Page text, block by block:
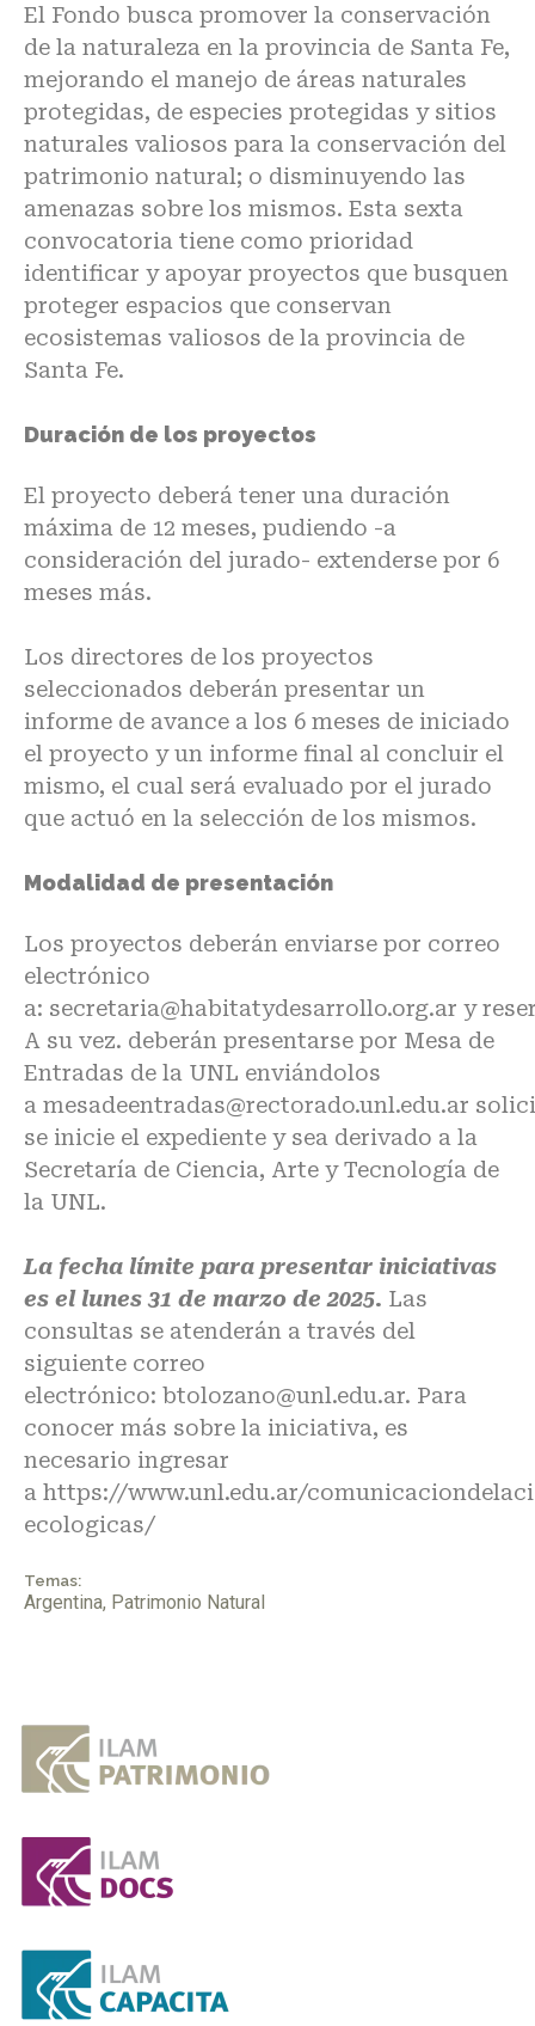
El Fondo busca promover la conservación
de la naturaleza en la provincia de Santa Fe,
mejorando el manejo de áreas naturales
protegidas, de especies protegidas y sitios
naturales valiosos para la conservación del
patrimonio natural; o disminuyendo las
amenazas sobre los mismos. Esta sexta
convocatoria tiene como prioridad
identificar y apoyar proyectos que busquen
proteger espacios que conservan
ecosistemas valiosos de la provincia de
Santa Fe.
Duración de los proyectos
El proyecto deberá tener una duración
máxima de 12 meses, pudiendo -a
consideración del jurado- extenderse por 6
meses más.
Los directores de los proyectos
seleccionados deberán presentar un
informe de avance a los 6 meses de iniciado
el proyecto y un informe final al concluir el
mismo, el cual será evaluado por el jurado
que actuó en la selección de los mismos.
Modalidad de presentación
Los proyectos deberán enviarse por correo
electrónico
a: secretaria@habitatydesarrollo.org.ar y
A su vez. deberán presentarse por Mesa de
Entradas de la UNL enviándolos
a mesadeentradas@rectorado.unl.edu.ar
se inicie el expediente y sea derivado a la
Secretaría de Ciencia, Arte y Tecnología de
la UNL.
La fecha límite para presentar iniciativas
es el lunes 31 de marzo de 2025. Las
consultas se atenderán a través del
siguiente correo
electrónico: btolozano@unl.edu.ar. Para
conocer más sobre la iniciativa, es
necesario ingresar
a https://www.unl.edu.ar/
ecologicas/
Temas:
Argentina, Patrimonio Natural